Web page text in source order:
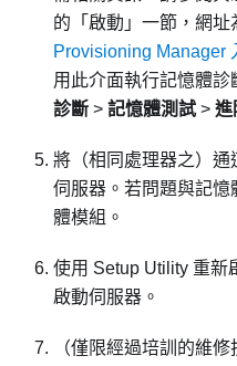
的「啟動」一節，網址
Provisioning Manager
用此介面執行記憶體
診斷 > 記憶體測試 > 進
將（相同處理器之）通
伺服器。若問題與記
體模組。
使用 Setup Utility 重新
啟動伺服器。
（僅限經過培訓的維